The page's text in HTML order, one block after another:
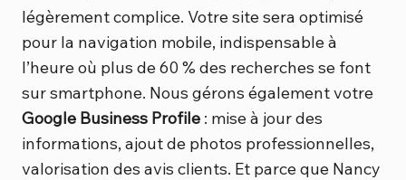
légèrement complice. Votre site sera optimisé
pour la navigation mobile, indispensable à
l’heure où plus de 60 % des recherches se font
sur smartphone. Nous gérons également votre
Google Business Profile : mise à jour des
informations, ajout de photos professionnelles,
valorisation des avis clients. Et parce que Nancy